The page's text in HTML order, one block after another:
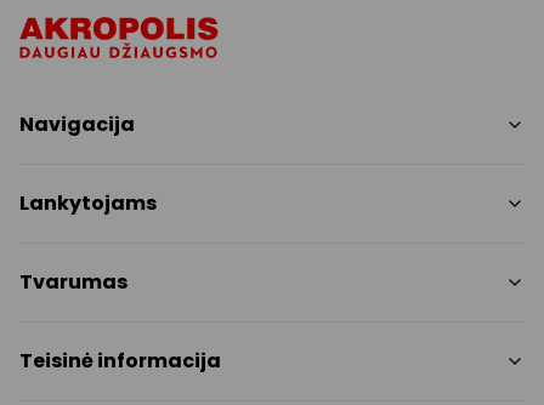
Navigacija
Paslaugos
Pramogos
Lankytojams
Nemokami patogumai
Kontaktai
Tvarumas
Tvarumo ataskaita
Teisinė informacija